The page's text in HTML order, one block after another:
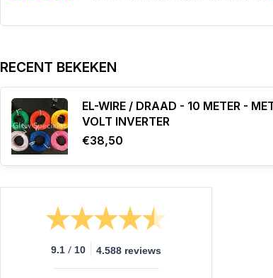
RECENT BEKEKEN
EL-WIRE / DRAAD - 10 METER -
VOLT INVERTER
€38,50
9.1 / 10 4.588 reviews